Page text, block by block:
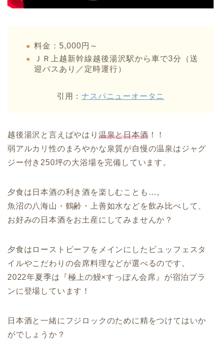
料金：5,000円～
ＪＲ上越新幹線越後湯沢駅から車で3分（送
迎バスあり／定時運行）
引用：ナスパニューオータニ
越後湯沢と言えばやはり 温泉と日本酒！！
弱アルカリ性のまろやかな泉質が自慢の温泉はジャグ
ジー付き250坪の大浴場を完備しています。
夕食は日本酒の利き酒を楽しむことも…。
魚沼の八海山・鶴齢・上善如水などを飲み比べして、
お好みの日本酒をお土産にしてみませんか？
夕食はローストビーフをメインにしたビュッフェスタ
イルやこだわりの会席料理などが選べるのです。
2022年夏季は『極上の鰻×すっぽん会席』が宿泊プラ
ンに登場しています！
日本酒と一緒にフジロックのために精をつけてはいか
がでしょうか？